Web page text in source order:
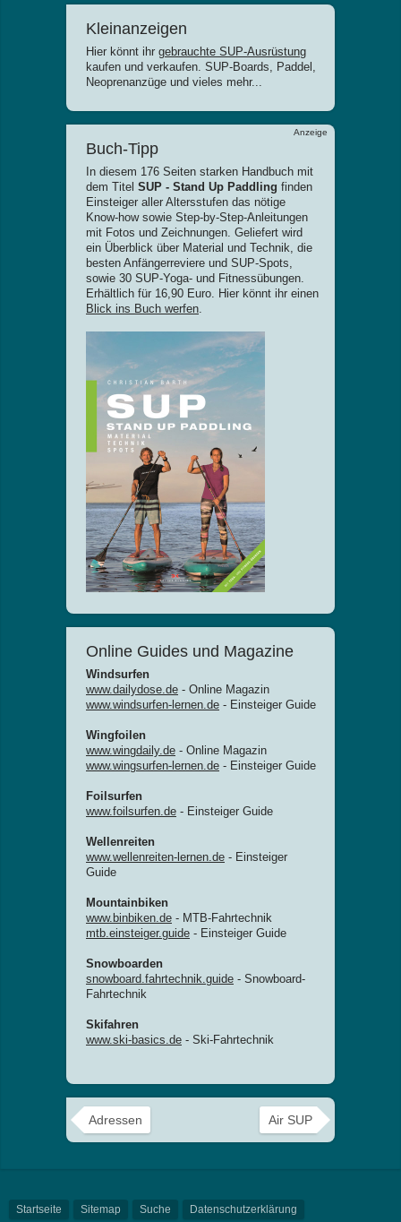
Kleinanzeigen
Hier könnt ihr gebrauchte SUP-Ausrüstung
kaufen und verkaufen. SUP-Boards, Paddel,
Neoprenanzüge und vieles mehr...
Anzeige
Buch-Tipp
In diesem 176 Seiten starken Handbuch mit
dem Titel SUP - Stand Up Paddling finden
Einsteiger aller Altersstufen das nötige
Know-how sowie Step-by-Step-Anleitungen
mit Fotos und Zeichnungen. Geliefert wird
ein Überblick über Material und Technik, die
besten Anfängerreviere und SUP-Spots,
sowie 30 SUP-Yoga- und Fitnessübungen.
Erhältlich für 16,90 Euro. Hier könnt ihr einen
Blick ins Buch werfen.
Online Guides und Magazine
Windsurfen
www.dailydose.de - Online Magazin
www.windsurfen-lernen.de - Einsteiger Guide
Wingfoilen
www.wingdaily.de - Online Magazin
www.wingsurfen-lernen.de - Einsteiger Guide
Foilsurfen
www.foilsurfen.de - Einsteiger Guide
Wellenreiten
www.wellenreiten-lernen.de - Einsteiger
Guide
Mountainbiken
www.binbiken.de - MTB-Fahrtechnik
mtb.einsteiger.guide - Einsteiger Guide
Snowboarden
snowboard.fahrtechnik.guide - Snowboard-
Fahrtechnik
Skifahren
www.ski-basics.de - Ski-Fahrtechnik
Adressen Air SUP
Startseite Sitemap Suche Datenschutzerklärung